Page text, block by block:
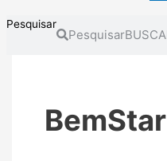
Pesquisar
Pesquisar
BemStar